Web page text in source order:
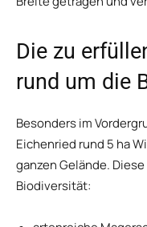
Die zu
rund um die
Besonders im
Eichenried rund 5 ha
ganzen Gelände.
Biodiversität: